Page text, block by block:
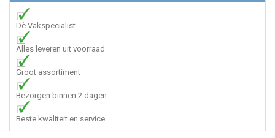
Dè Vakspecialist
Alles leveren uit voorraad
Groot assortiment
Bezorgen binnen 2 dagen
Beste kwaliteit en service